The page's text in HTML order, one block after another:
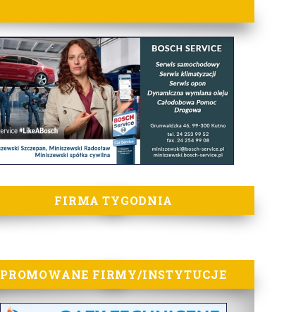
FIRMA TYGODNIA
PROMOWANE FIRMY/INSTYTUCJE